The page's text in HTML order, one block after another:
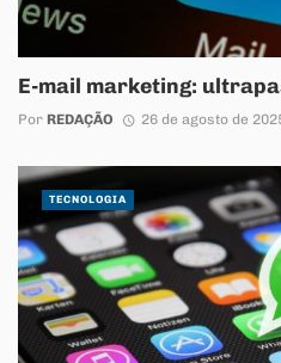
E-mail marketing:
Por REDAÇÃO 26 de agosto de
TECNOLOGIA